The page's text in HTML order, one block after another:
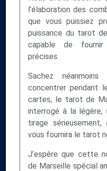
l’élaboration des
que vous puissiez
puissance du tarot
capable de
précises.
Sachez
concentrer pendant
cartes, le tarot de
interrogé à la
tirage
vous fournira le tarot
J’espère que cette
de Marseille spécial